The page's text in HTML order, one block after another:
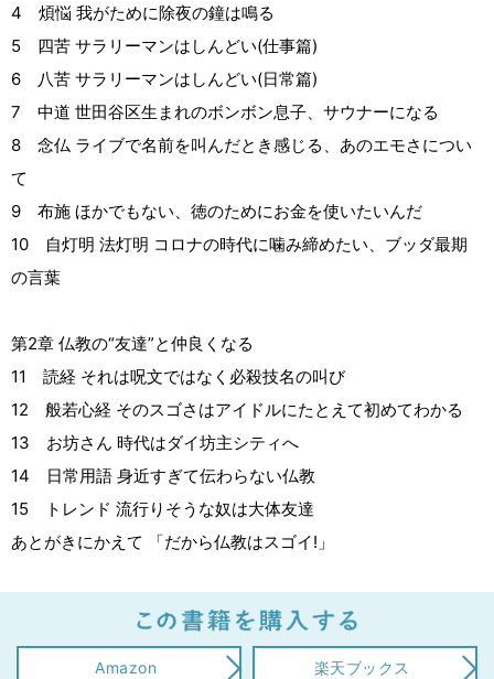
4 煩悩 我がために除夜の鐘は鳴る
5 四苦 サラリーマンはしんどい(仕事篇)
6 八苦 サラリーマンはしんどい(日常篇)
7 中道 世田谷区生まれのボンボン息子、サウナーになる
8 念仏 ライブで名前を叫んだとき感じる、あのエモさについ
て
9 布施 ほかでもない、徳のためにお金を使いたいんだ
10 自灯明 法灯明 コロナの時代に噛み締めたい、ブッダ最期
の言葉
第2章 仏教の“友達”と仲良くなる
11 読経 それは呪文ではなく必殺技名の叫び
12 般若心経 そのスゴさはアイドルにたとえて初めてわかる
13 お坊さん 時代はダイ坊主シティへ
14 日常用語 身近すぎて伝わらない仏教
15 トレンド 流行りそうな奴は大体友達
あとがきにかえて 「だから仏教はスゴイ!」
Amazon 楽天ブックス